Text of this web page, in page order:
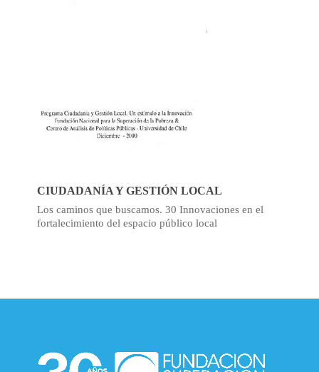
CIUDADANÍA Y GESTIÓN LOCAL
Los caminos que buscamos. 30 Innovaciones en el
fortalecimiento del espacio público local